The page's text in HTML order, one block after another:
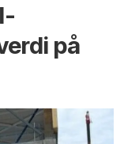
på